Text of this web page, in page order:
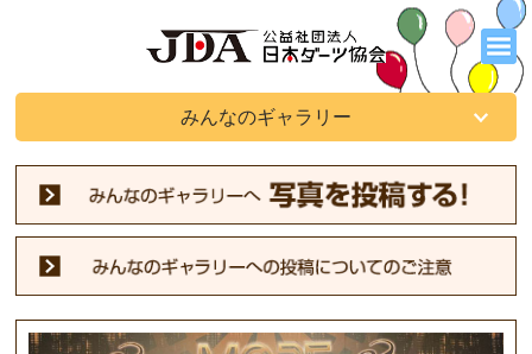
みんなのギャラリー